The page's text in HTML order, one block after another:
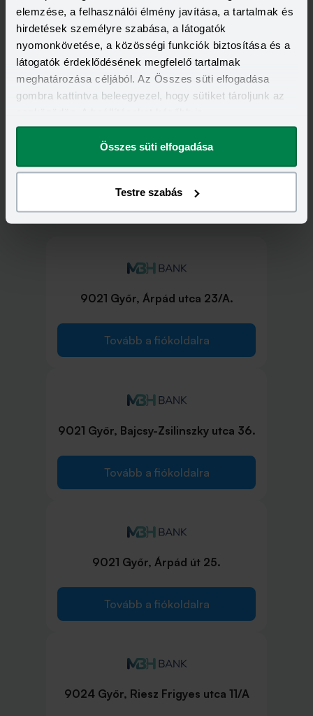
elemzése, a felhasználói élmény javítása, a tartalmak és
hirdetések személyre szabása, a látogatók
nyomonkövetése, a közösségi funkciók biztosítása és a
látogatók érdeklődésének megfelelő tartalmak
meghatározása céljából. Az Összes süti elfogadása
gombra kattintva beleegyezel, hogy sütiket tároljunk az
megváltoztathatod.
Összes süti elfogadása
Testre szabás
MBH bankfiókok Győr településen
9021 Győr, Árpád utca 23/A.
Tovább a fiókoldalra
9021 Győr, Bajcsy-Zsilinszky utca 36.
Tovább a fiókoldalra
9021 Győr, Árpád út 25.
Tovább a fiókoldalra
9024 Győr, Riesz Frigyes utca 11/A